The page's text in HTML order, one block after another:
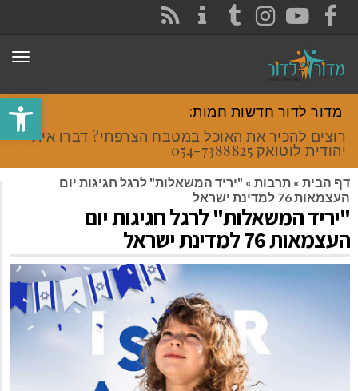
פתח
FACEBOOK
YOUTUBE
INSTAGRAM
TUMBLR
מדור לדור חדשות חמות:
רוצים להכיר את האוכל במטבח הצרפתי? דברו איתי
יהודית לוטואק 054-7388825.
דף הבית » תרבות » "יריד המשאלות" לרגל חגיגות יום
העצמאות 76 למדינת ישראל
"יריד המשאלות" לרגל חגיגות יום
העצמאות 76 למדינת ישראל